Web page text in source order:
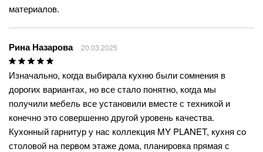
материалов.
Рина Назарова 20.03.2025
Изначально, когда выбирала кухню были сомнения в
дорогих вариантах, но все стало понятно, когда мы
получили мебель все установили вместе с техникой и
конечно это совершенно другой уровень качества.
Кухонный гарнитур у нас коллекция MY PLANET, кухня со
столовой на первом этаже дома, планировка прямая с